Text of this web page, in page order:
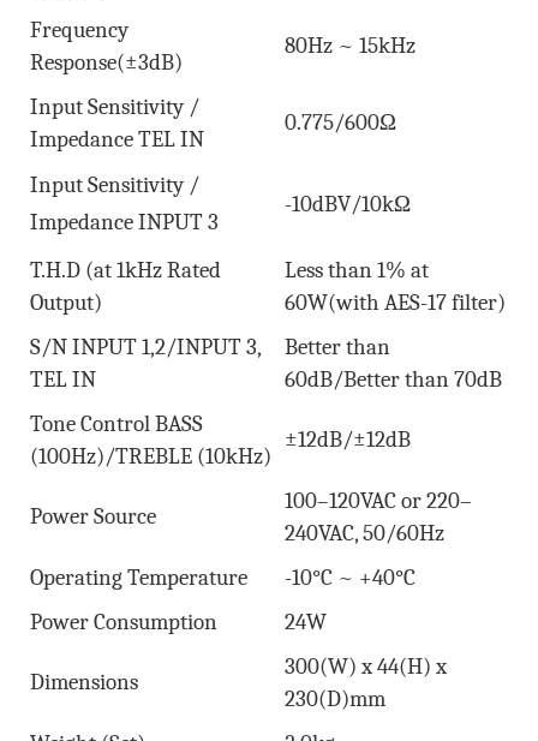
Frequency
Response(±3dB)
80Hz ~ 15kHz
Input Sensitivity /
Impedance TEL IN
0.775/600Ω
Input Sensitivity /
Impedance INPUT 3
-10dBV/10kΩ
T.H.D (at 1kHz Rated
Output)
Less than 1% at
60W(with AES-17 filter)
S/N INPUT 1,2/INPUT 3,
TEL IN
Better than
60dB/Better than 70dB
Tone Control BASS
(100Hz)/TREBLE (10kHz)
±12dB/±12dB
Power Source
100–120VAC or 220–
240VAC, 50/60Hz
Operating Temperature
-10°C ~ +40°C
Power Consumption
24W
Dimensions
300(W) x 44(H) x
230(D)mm